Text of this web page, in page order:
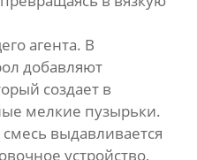
агента. В
добавляют
создает в
мелкие пузырьки.
выдавливается
устройство,